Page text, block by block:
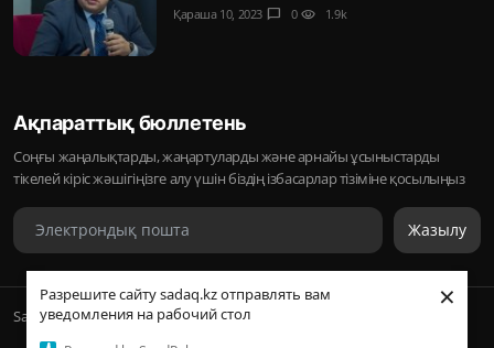
Разрешите сайту sadaq.kz отправлять вам
уведомления на рабочий стол
×
Қараша 10, 2023 chat_bubble 0 visibility 1.9k
Ақпараттық бюллетень
Соңғы жаңалықтарды, жаңартуларды және арнайы ұсыныстарды
тікелей кіріс жәшігіңізге алу үшін біздің ізбасарлар тізіміне қосылыңыз
Жазылу
Sadaq © 2026, Inc. | ᛢᚣᚦᚣᛟ | Барлық құқықтары қорғалған